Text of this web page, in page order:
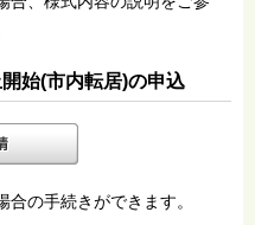
始(市内転居)の申込
の手続きができます。